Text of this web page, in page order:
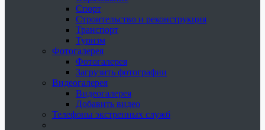
Спорт
Строительство и реконструкция
Транспорт
Туризм
Фотогалерея
Фотогалерея
Загрузить фотографии
Видеогалерея
Видеогалерея
Добавить видео
Телефоны экстренных служб